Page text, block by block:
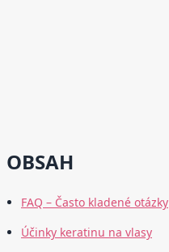
OBSAH
FAQ – Často kladené otázky
Účinky keratinu na vlasy